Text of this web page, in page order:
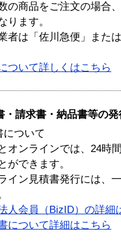
の商品をご注文の場合
ります。
者は「佐川急便」また
ついて詳しくはこちら
・請求書・納品書等の
について
オンラインでは、24時
ができます。
イン見積書発行には、
人会員（BizID）の詳細
について詳細はこちら